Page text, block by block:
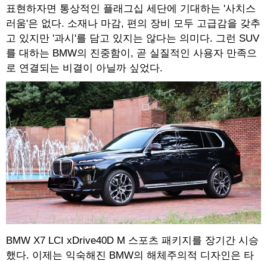
표현하자면 통상적인 플래그십 세단에 기대하는 '사치스
러움'은 없다. 소재나 마감, 편의 장비 모두 고급감을 갖추
고 있지만 '과시'를 담고 있지는 않다는 의미다. 그런 SUV
를 대하는 BMW의 진중함이, 곧 실질적인 사용자 만족으
로 연결되는 비결이 아닐까 싶었다.
BMW X7 LCI xDrive40D M 스포츠 패키지를 장기간 시승
했다. 이제는 익숙해진 BMW의 해체주의적 디자인은 타